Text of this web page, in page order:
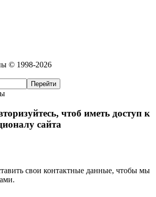
© 1998-2026
чтоб иметь доступ к
сайта
свои контактные данные, чтобы мы